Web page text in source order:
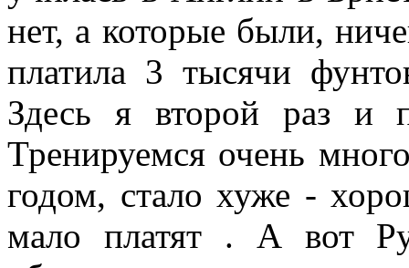
нет, а которые были,
платила 3 тысячи
Здесь я второй раз и
Тренируемся очень
годом, стало хуже -
мало платят . А вот